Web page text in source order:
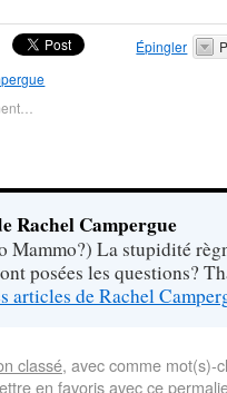
Épingler
Rachel Campergue
Mammo?) La stupidité
posées les questions?
articles de Rachel
classé, avec comme mot(s)-
en favoris avecce